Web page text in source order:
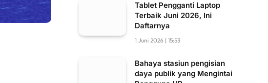
Tablet Pengganti Laptop
Terbaik Juni 2026, Ini
Daftarnya
1 Juni 2026 | 15:53
Bahaya stasiun pengisian
daya publik yang Mengintai